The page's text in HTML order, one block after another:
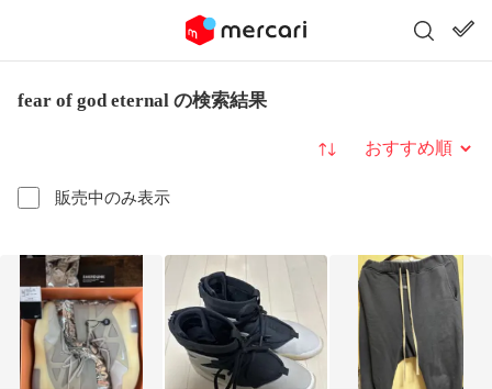
fear of god eternal の検索結果
販売中のみ表示
並び替え